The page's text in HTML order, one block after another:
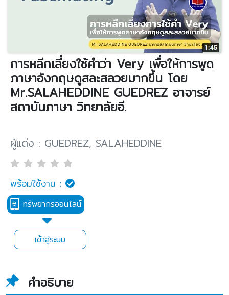
การหลีกเลี่ยงใช้คำว่า Very เพื่อให้การพูด
ภาษาอังกฤษดูสละสลวยมากขึ้น โดย
Mr.SALAHEDDINE GUEDREZ อาจารย์
สถาบันภาษา วิทยาลัยอี.
ผู้แต่ง : GUEDREZ, SALAHEDDINE
พร้อมใช้งาน :
ทรัพยากรออนไลน์
เข้าสู่ระบบ
คำอธิบาย